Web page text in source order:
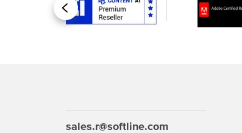
Назад
sales.r@softline.com